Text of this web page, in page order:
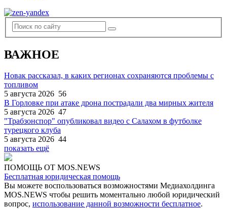
ВАЖНОЕ
Новак рассказал, в каких регионах сохраняются проблемы с
топливом
5 августа 2026 56
В Горловке при атаке дрона пострадали два мирных жителя
5 августа 2026 47
"Трабзонспор" опубликовал видео с Салахом в футболке
турецкого клуба
5 августа 2026 44
показать ещё
ПОМОЩЬ ОТ MOS.NEWS
Бесплатная юридическая помощь
Вы можете воспользоваться возможностями Медиахолдинга
MOS.NEWS чтобы решить моментально любой юридический
вопрос, использование данной возможности бесплатное.